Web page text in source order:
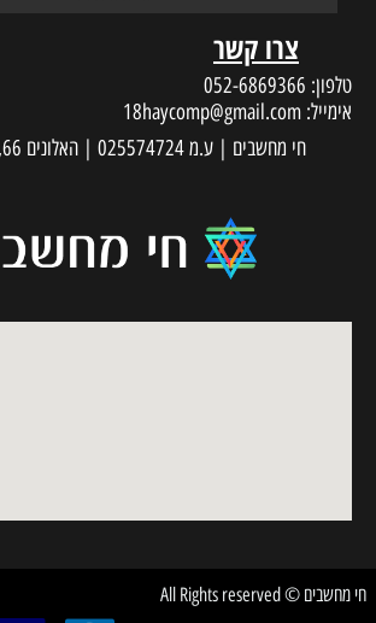
צרו קשר
טלפון: 052-6869366
אימייל: 18haycomp@gmail.com
חי מחשבים | ע.מ 025574724 | האלונים 66, יוקנעם עילית
חי מחשבים © All Rights reserved